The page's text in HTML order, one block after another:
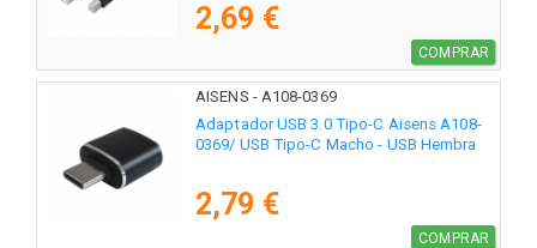
2,69 €
COMPRAR
AISENS - A108-0369
Adaptador USB 3.0 Tipo-C Aisens A108-
0369/ USB Tipo-C Macho - USB Hembra
2,79 €
COMPRAR